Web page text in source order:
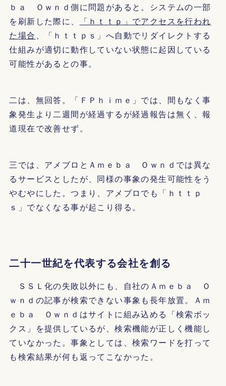
ｂａ Ｏｗｎｄ側に問題があると。システムの一部
を刷新した際に、
「ｈｔｔｐ」でアクセスを行われ
た場合 、「ｈｔｔｐｓ」へ自動でリダイレクトする
仕組みが適切に動作していない状態に起因している
可能性があるとの事。
二は、無回答。「ＦＰｈｉｍｅ」では、間もなく事
象発生より二週間が経過するが経過報告は無く、報
道現在で改善せず。
三では、アメブロとＡｍｅｂａ Ｏｗｎｄでは異な
るサービスとしたが、同様の事象の発生可能性をう
やむやにした。つまり、アメブロでも「ｈｔｔｐ
ｓ」でなくなる事が起こり得る。
二十一世紀を代表する会社を創る
ＳＳＬ化の失敗以外にも、自社のＡｍｅｂａ Ｏ
ｗｎｄの記事が検索できない事象も長年放置。Ａｍ
ｅｂａ Ｏｗｎｄはサイトに組み込める「検索ボッ
クス」を提供しているが、検索機能が正しく機能し
ていなかった。事象としては、検索ワードを打って
も検索結果が何も返ってこなかった。